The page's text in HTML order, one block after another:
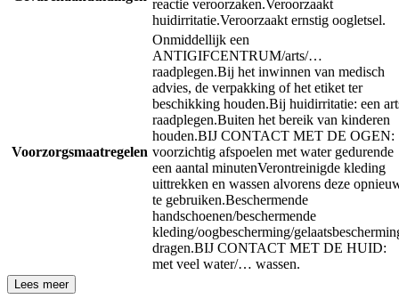
reactie veroorzaken.Veroorzaakt
huidirritatie.Veroorzaakt ernstig oogletsel.
Voorzorgsmaatregelen
Onmiddellijk een
ANTIGIFCENTRUM/arts/…
raadplegen.Bij het inwinnen van medisch
advies, de verpakking of het etiket ter
beschikking houden.Bij huidirritatie: een
raadplegen.Buiten het bereik van kinderen
houden.BIJ CONTACT MET DE OGEN:
voorzichtig afspoelen met water gedurende
een aantal minutenVerontreinigde kleding
uittrekken en wassen alvorens deze
te gebruiken.Beschermende
handschoenen/beschermende
kleding/oogbescherming/
dragen.BIJ CONTACT MET DE HUID:
met veel water/… wassen.
Lees meer